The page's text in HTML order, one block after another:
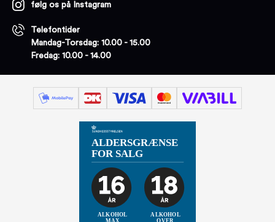
følg os på Instagram
Telefontider
Mandag-Torsdag: 10.00 - 15.00
Fredag: 10.00 - 14.00